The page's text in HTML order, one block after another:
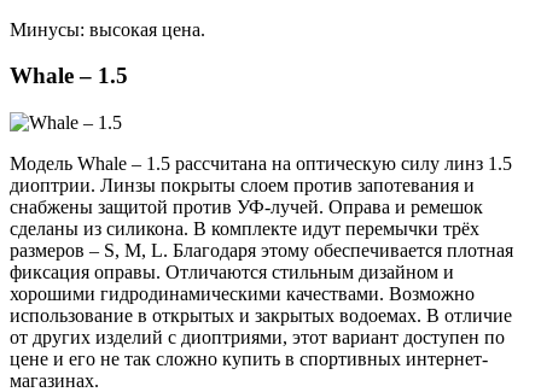
Минусы: высокая цена.
Whale – 1.5
Модель Whale – 1.5 рассчитана на оптическую силу линз 1.5
диоптрии. Линзы покрыты слоем против запотевания и
снабжены защитой против УФ-лучей. Оправа и ремешок
сделаны из силикона. В комплекте идут перемычки трёх
размеров – S, M, L. Благодаря этому обеспечивается плотная
фиксация оправы. Отличаются стильным дизайном и
хорошими гидродинамическими качествами. Возможно
использование в открытых и закрытых водоемах. В отличие
от других изделий с диоптриями, этот вариант доступен по
цене и его не так сложно купить в спортивных интернет-
магазинах.